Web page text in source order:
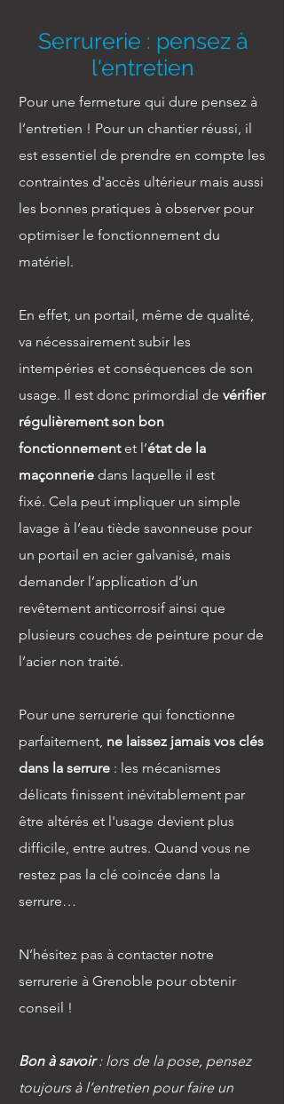
Serrurerie : pensez à
l'entretien
Pour une fermeture qui dure pensez à
l’entretien ! Pour un chantier réussi, il
est essentiel de prendre en compte les
contraintes d'accès ultérieur mais aussi
les bonnes pratiques à observer pour
optimiser le fonctionnement du
matériel.
En effet, un portail, même de qualité,
va nécessairement subir les
intempéries et conséquences de son
usage. Il est donc primordial de vérifier
régulièrement son bon
fonctionnementet l’état de la
maçonnerie dans laquelle il est
fixé. Cela peut impliquer un simple
lavage à l’eau tiède savonneuse pour
un portail en acier galvanisé, mais
demander l’application d’un
revêtement anticorrosif ainsi que
plusieurs couches de peinture pour de
l’acier non traité.
Pour une serrurerie qui fonctionne
parfaitement, ne laissez jamais vos clés
dans la serrure : les mécanismes
délicats finissent inévitablement par
être altérés et l'usage devient plus
difficile, entre autres. Quand vous ne
restez pas la clé coincée dans la
serrure…
N’hésitez pas à contacter notre
serrurerie à Grenoble pour obtenir
conseil !
Bon à savoir: lors de la pose, pensez
toujours à l’entretien pour faire un